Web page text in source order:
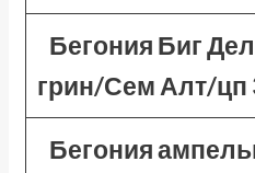
Бегония Биг
грин/Сем Алт/цп
Бегония